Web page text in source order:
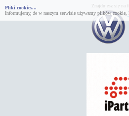
Pliki cookies...
Informujemy, że w naszym serwisie używamy plików cookie,
Znajdujesz się na